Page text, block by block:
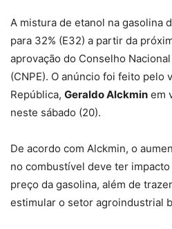
A mistura de etanol na gasolina
para 32% (E32) a partir da
aprovação do Conselho
(CNPE). O anúncio foi feito pelo
República, Geraldo Alckmin em
neste sábado (20).
De acordo com Alckmin, o
no combustível deve ter
preço da gasolina, além de
estimular o setor agroindustrial